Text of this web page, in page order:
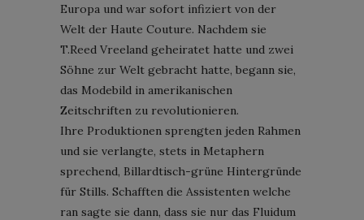
Europa und war sofort infiziert von der
Welt der Haute Couture. Nachdem sie
T.Reed Vreeland geheiratet hatte und zwei
Söhne zur Welt gebracht hatte, begann sie,
das Modebild in amerikanischen
Zeitschriften zu revolutionieren.
Ihre Produktionen sprengten jeden Rahmen
und sie verlangte, stets in Metaphern
sprechend, Billardtisch-grüne Hintergründe
für Stills. Schafften die Assistenten welche
ran sagte sie dann, dass sie nur das Fluidum